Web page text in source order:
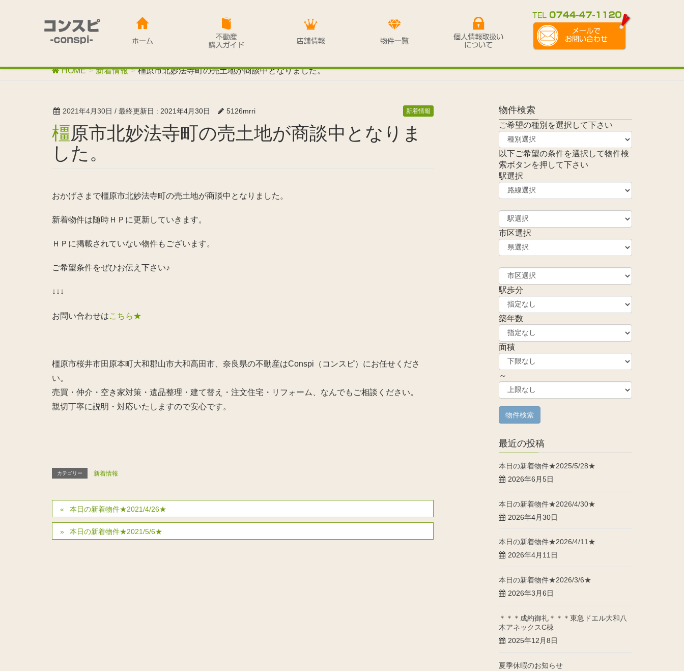
HOME 新着情報 橿原市北妙法寺町の売土地が商談中となりました。
2021年4月30日 / 最終更新日 : 2021年4月30日 5126mrri 新着情報
橿原市北妙法寺町の売土地が商談中となりま
した。
おかげさまで橿原市北妙法寺町の売土地が商談中となりました。
新着物件は随時ＨＰに更新していきます。
ＨＰに掲載されていない物件もございます。
ご希望条件をぜひお伝え下さい♪
↓↓↓
お問い合わせはこちら★
橿原市桜井市田原本町大和郡山市大和高田市、奈良県の不動産はConspi（コンスピ）にお任せくださ
い。
売買・仲介・空き家対策・遺品整理・建て替え・注文住宅・リフォーム、なんでもご相談ください。
親切丁寧に説明・対応いたしますので安心です。
カテゴリー 新着情報
本日の新着物件★2021/4/26★
本日の新着物件★2021/5/6★
物件検索
ご希望の種別を選択して下さい
以下ご希望の条件を選択して物件検
索ボタンを押して下さい
駅選択
市区選択
駅歩分
築年数
面積
～
最近の投稿
本日の新着物件★2025/5/28★
2026年6月5日
本日の新着物件★2026/4/30★
2026年4月30日
本日の新着物件★2026/4/11★
2026年4月11日
本日の新着物件★2026/3/6★
2026年3月6日
＊＊＊成約御礼＊＊＊東急ドエル大和八
木アネックスC棟
2025年12月8日
夏季休暇のお知らせ